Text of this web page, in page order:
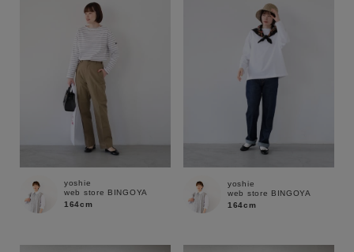
yoshie
web store BINGOYA
164cm
yoshie
web store BINGOYA
164cm